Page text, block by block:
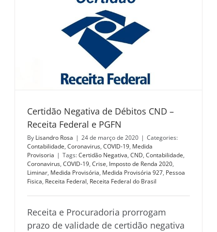
Certidão Negativa de Débitos CND –
Receita Federal e PGFN
By Lisandro Rosa | 24 de março de 2020 | Categories:
Contabilidade, Coronavirus, COVID-19, Medida
Provisoria | Tags:Certidão Negativa, CND, Contabilidade,
Coronavirus, COVID-19, Crise, Imposto de Renda 2020,
Liminar, Medida Provisória, Medida Provisória 927, Pessoa
Fisica, Receita Federal, Receita Federal do Brasil
Receita e Procuradoria prorrogam
prazo de validade de certidão negativa